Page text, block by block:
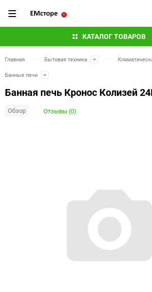
КАТАЛОГ ТОВАРОВ
Главная Бытовая техника
Банные печи
Банная печь Кронос Колизей
Обзор Отзывы (0)